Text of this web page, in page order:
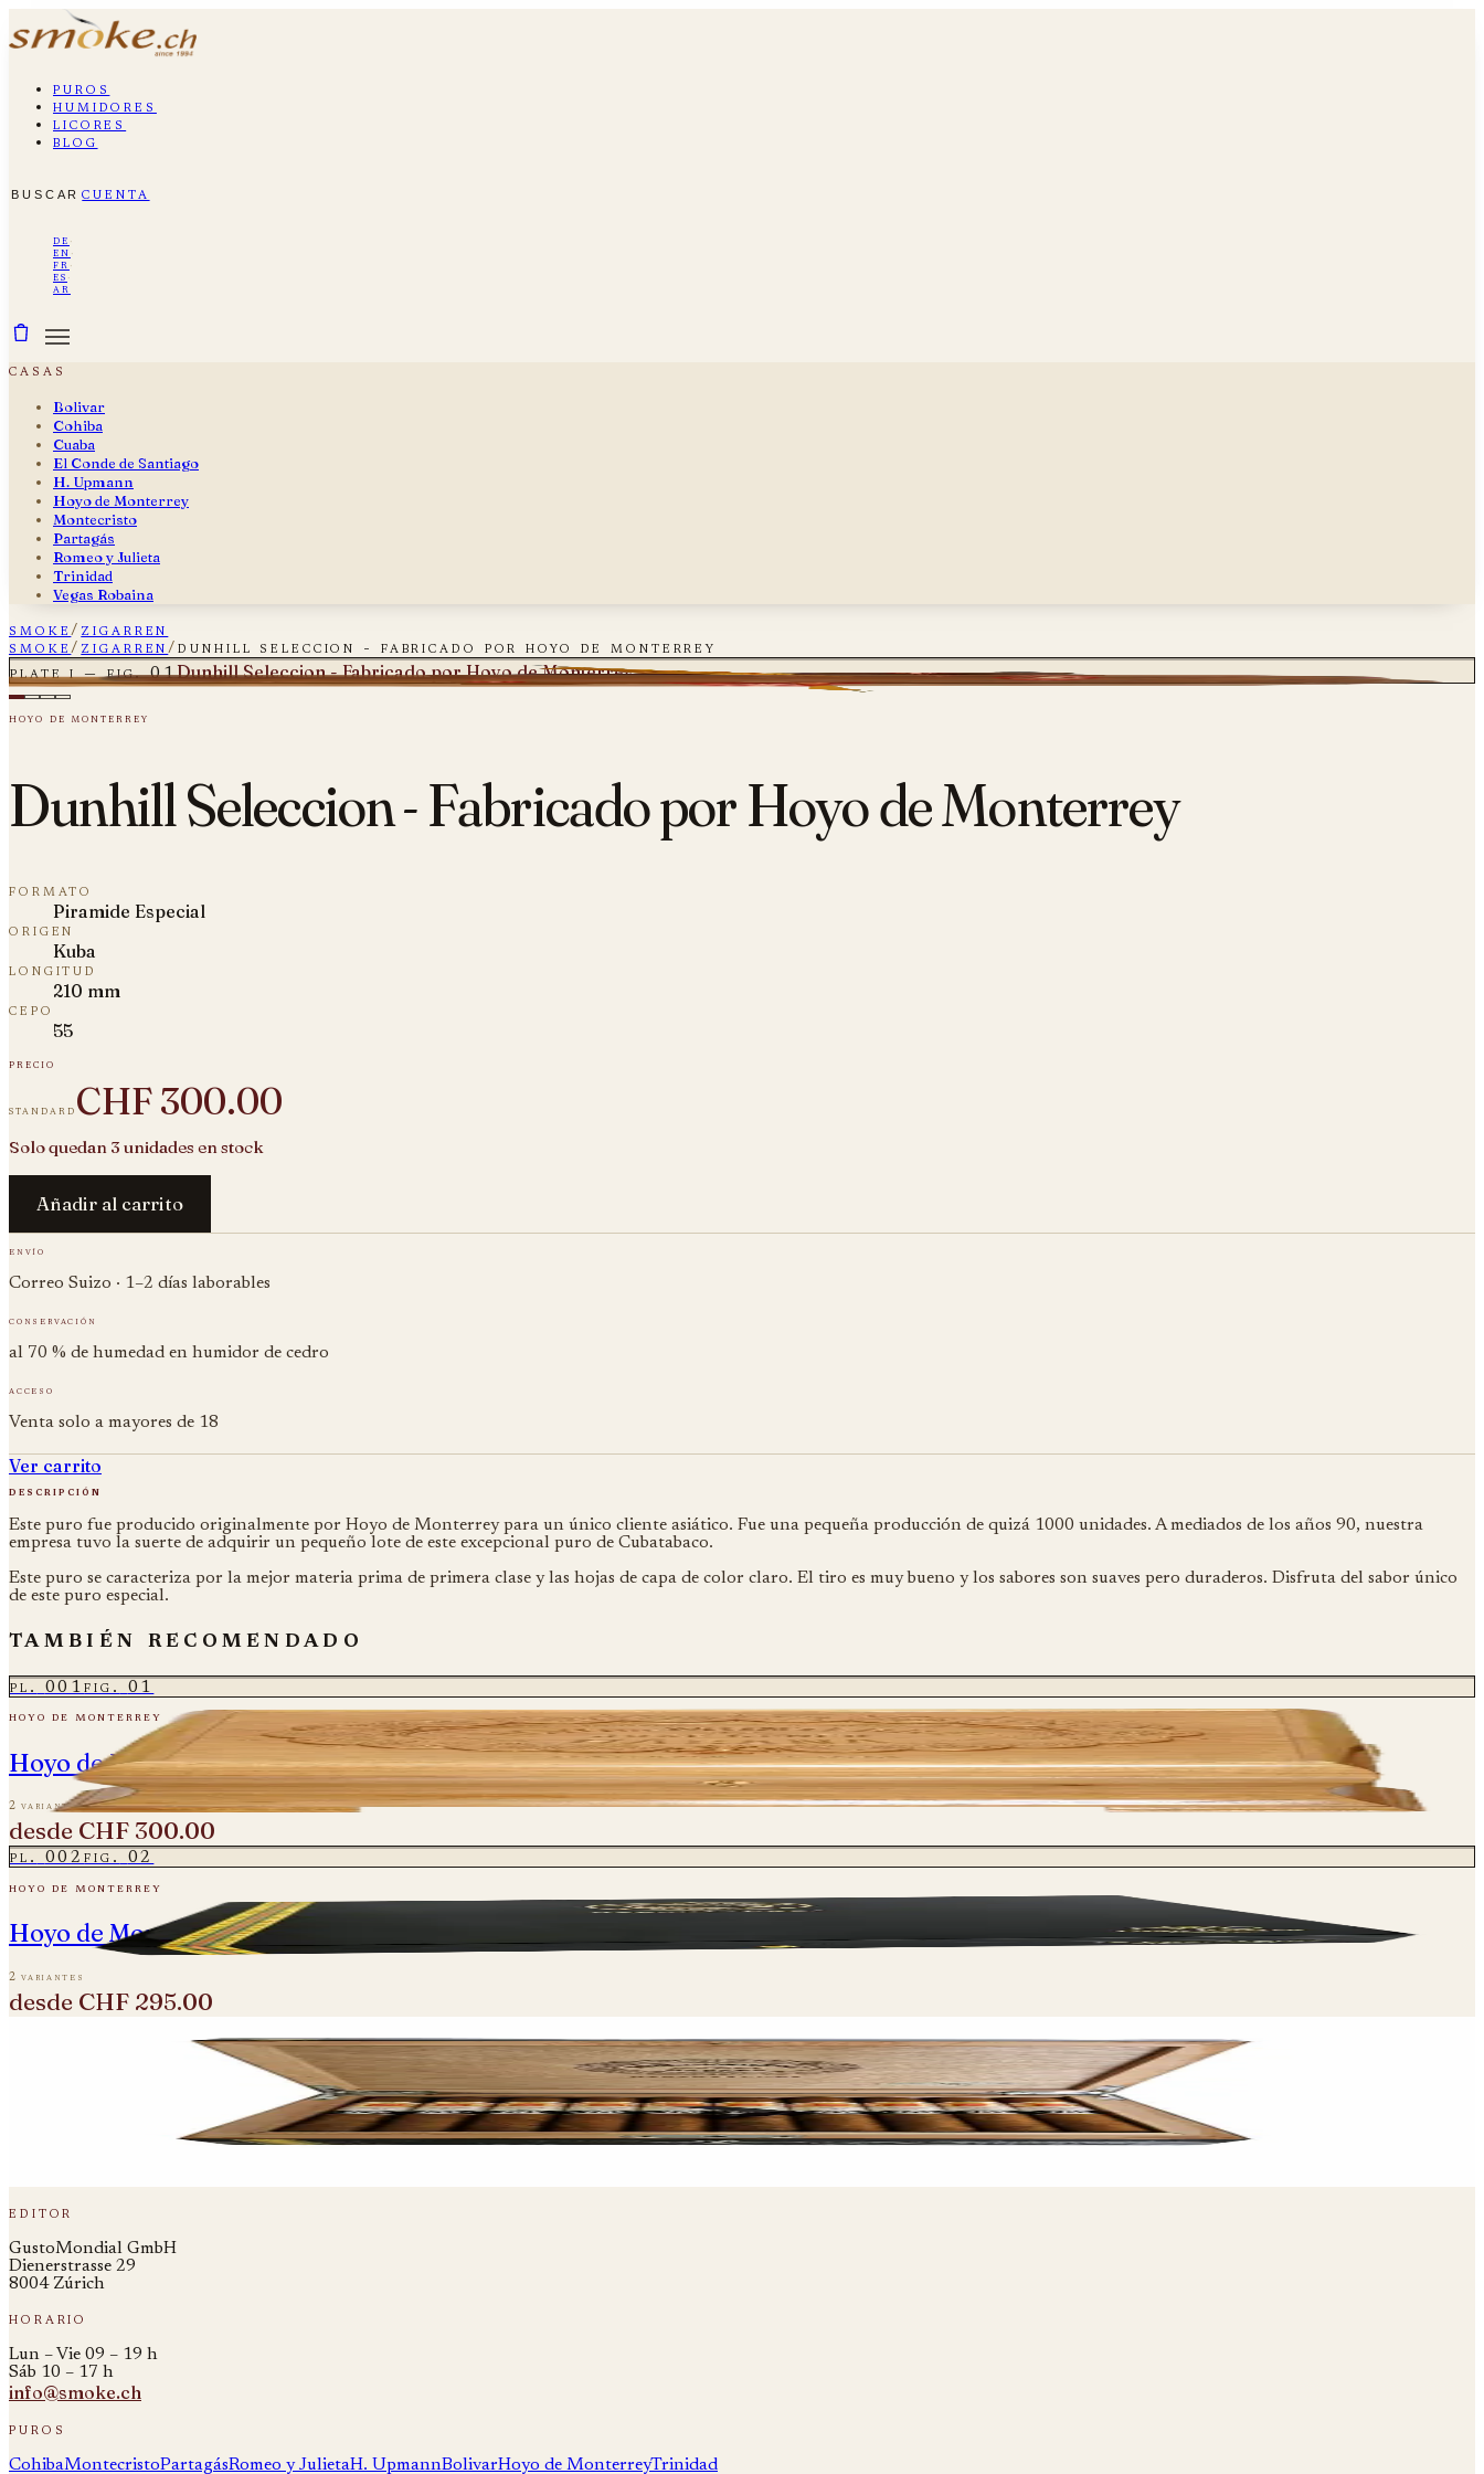
puros
humidores
licores
blog
buscar cuenta
de ·
en ·
fr ·
es ·
ar
casas
Bolivar
Cohiba
Cuaba
El Conde de Santiago
H. Upmann
Hoyo de Monterrey
Montecristo
Partagás
Romeo y Julieta
Trinidad
Vegas Robaina
smoke/ zigarren
smoke/ zigarren/dunhill seleccion - fabricado por hoyo de monterrey
plate i — fig. 01Dunhill Seleccion - Fabricado por Hoyo de Monterrey
hoyo de monterrey
Dunhill Seleccion - Fabricado por Hoyo de Monterrey
formato
Piramide Especial
origen
Kuba
longitud
210 mm
cepo
55
precio
standard CHF 300.00
Solo quedan 3 unidades en stock
Añadir al carrito
envío
Correo Suizo · 1–2 días laborables
conservación
al 70 % de humedad en humidor de cedro
acceso
Venta solo a mayores de 18
Ver carrito
descripción
Este puro fue producido originalmente por Hoyo de Monterrey para un único cliente asiático. Fue una pequeña producción de quizá 1000 unidades. A mediados de los años 90, nuestra
empresa tuvo la suerte de adquirir un pequeño lote de este excepcional puro de Cubatabaco.
Este puro se caracteriza por la mejor materia prima de primera clase y las hojas de capa de color claro. El tiro es muy bueno y los sabores son suaves pero duraderos. Disfruta del sabor único
de este puro especial.
también recomendado
pl. 001fig. 01
hoyo de monterrey
Hoyo de Monterrey - Diademas 2004 - Cigarro único
2 variantes
desde CHF 300.00
pl. 002fig. 02
hoyo de monterrey
Hoyo de Monterrey - Doble Coronas Gran Reserva 2013
2 variantes
desde CHF 295.00
Hoyo de Monterrey Epicure nº 2 Reserva Cosecha 2012
editor
GustoMondial GmbH
Dienerstrasse 29
8004 Zúrich
horario
Lun – Vie 09 – 19 h
Sáb 10 – 17 h
info@smoke.ch
puros
CohibaMontecristoPartagásRomeo y JulietaH. UpmannBolivarHoyo de MonterreyTrinidad